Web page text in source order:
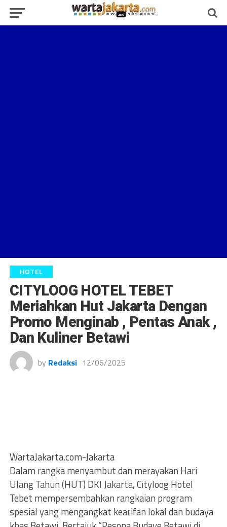
HOTEL
CITYLOOG HOTEL TEBET
Meriahkan Hut Jakarta Dengan
Promo Menginab , Pentas Anak ,
Dan Kuliner Betawi
by Redaksi 12/06/2025
WartaJakarta.com-Jakarta
Dalam rangka menyambut dan merayakan Hari
Ulang Tahun (HUT) DKI Jakarta, Cityloog Hotel
Tebet mempersembahkan rangkaian program
spesial yang mengangkat kearifan lokal dan budaya